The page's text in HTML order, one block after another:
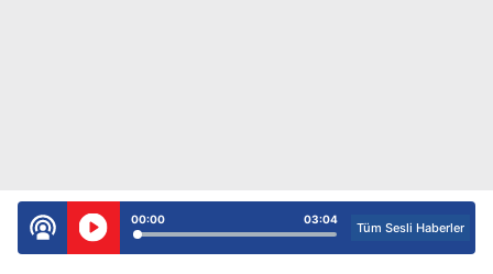
03:04
00:00
Tüm Sesli Haberler